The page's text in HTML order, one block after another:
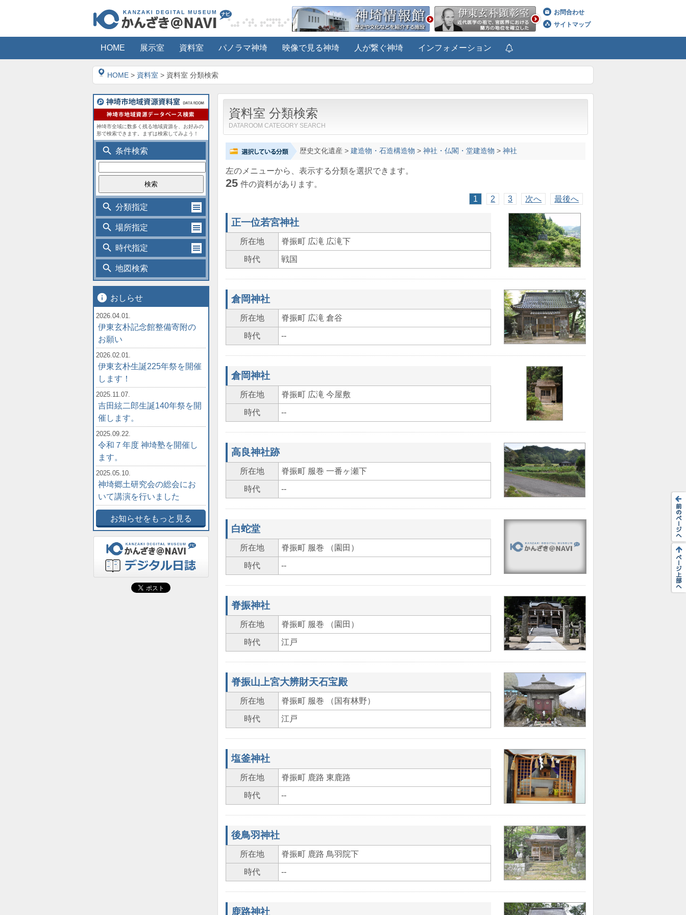
お問合わせ
サイトマップ
HOME 展示室 資料室 パノラマ神埼 映像で見る神埼 人が繋ぐ神埼 インフォメーション
HOME > 資料室 > 資料室 分類検索
資料室 分類検索
DATAROOM CATEGORY SEARCH
歴史文化遺産> 建造物・石造構造物 > 神社・仏閣・堂建造物 > 神社
左のメニューから、表示する分類を選択できます。
25 件の資料があります。
1
2 3 次へ 最後へ
正一位若宮神社
所在地 脊振町 広滝 広滝下
時代 戦国
倉岡神社
所在地 脊振町 広滝 倉谷
時代 --
倉岡神社
所在地 脊振町 広滝 今屋敷
時代 --
高良神社跡
所在地 脊振町 服巻 一番ヶ瀬下
時代 --
白蛇堂
所在地 脊振町 服巻 （園田）
時代 --
脊振神社
所在地 脊振町 服巻 （園田）
時代 江戸
脊振山上宮大辨財天石宝殿
所在地 脊振町 服巻 （国有林野）
時代 江戸
塩釜神社
所在地 脊振町 鹿路 東鹿路
時代 --
後鳥羽神社
所在地 脊振町 鹿路 鳥羽院下
時代 --
鹿路神社
神埼市全域に数多く残る地域資源を、お好みの
形で検索できます。まずは検索してみよう！
search 条件検索
search 分類指定
search 場所指定
search 時代指定
search 地図検索
info おしらせ
2026.04.01.
伊東玄朴記念館整備寄附の
お願い
2026.02.01.
伊東玄朴生誕225年祭を開催
します！
2025.11.07.
吉田絃二郎生誕140年祭を開
催します。
2025.09.22.
令和７年度 神埼塾を開催し
ます。
2025.05.10.
神埼郷土研究会の総会にお
いて講演を行いました
お知らせをもっと見る